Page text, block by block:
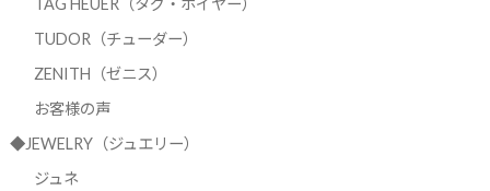
TAG HEUER（タグ・ホイヤー）
TUDOR（チューダー）
ZENITH（ゼニス）
お客様の声
◆JEWELRY（ジュエリー）
ジュネ